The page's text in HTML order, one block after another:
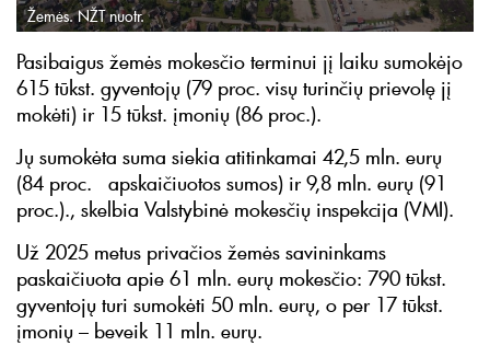
Žemės. NŽT nuotr.
Pasibaigus žemės mokesčio terminui jį laiku sumokėjo
615 tūkst. gyventojų (79 proc. visų turinčių prievolę jį
mokėti) ir 15 tūkst. įmonių (86 proc.).
Jų sumokėta suma siekia atitinkamai 42,5 mln. eurų
(84 proc. apskaičiuotos sumos) ir 9,8 mln. eurų (91
proc.)., skelbia Valstybinė mokesčių inspekcija (VMI).
Už 2025 metus privačios žemės savininkams
paskaičiuota apie 61 mln. eurų mokesčio: 790 tūkst.
gyventojų turi sumokėti 50 mln. eurų, o per 17 tūkst.
įmonių – beveik 11 mln. eurų.